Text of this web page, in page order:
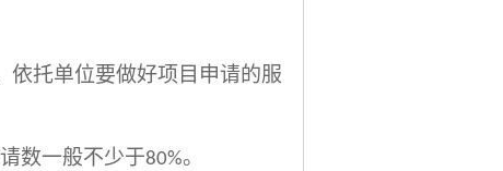
依托单位要做好项目申请的服
数一般不少于80%。